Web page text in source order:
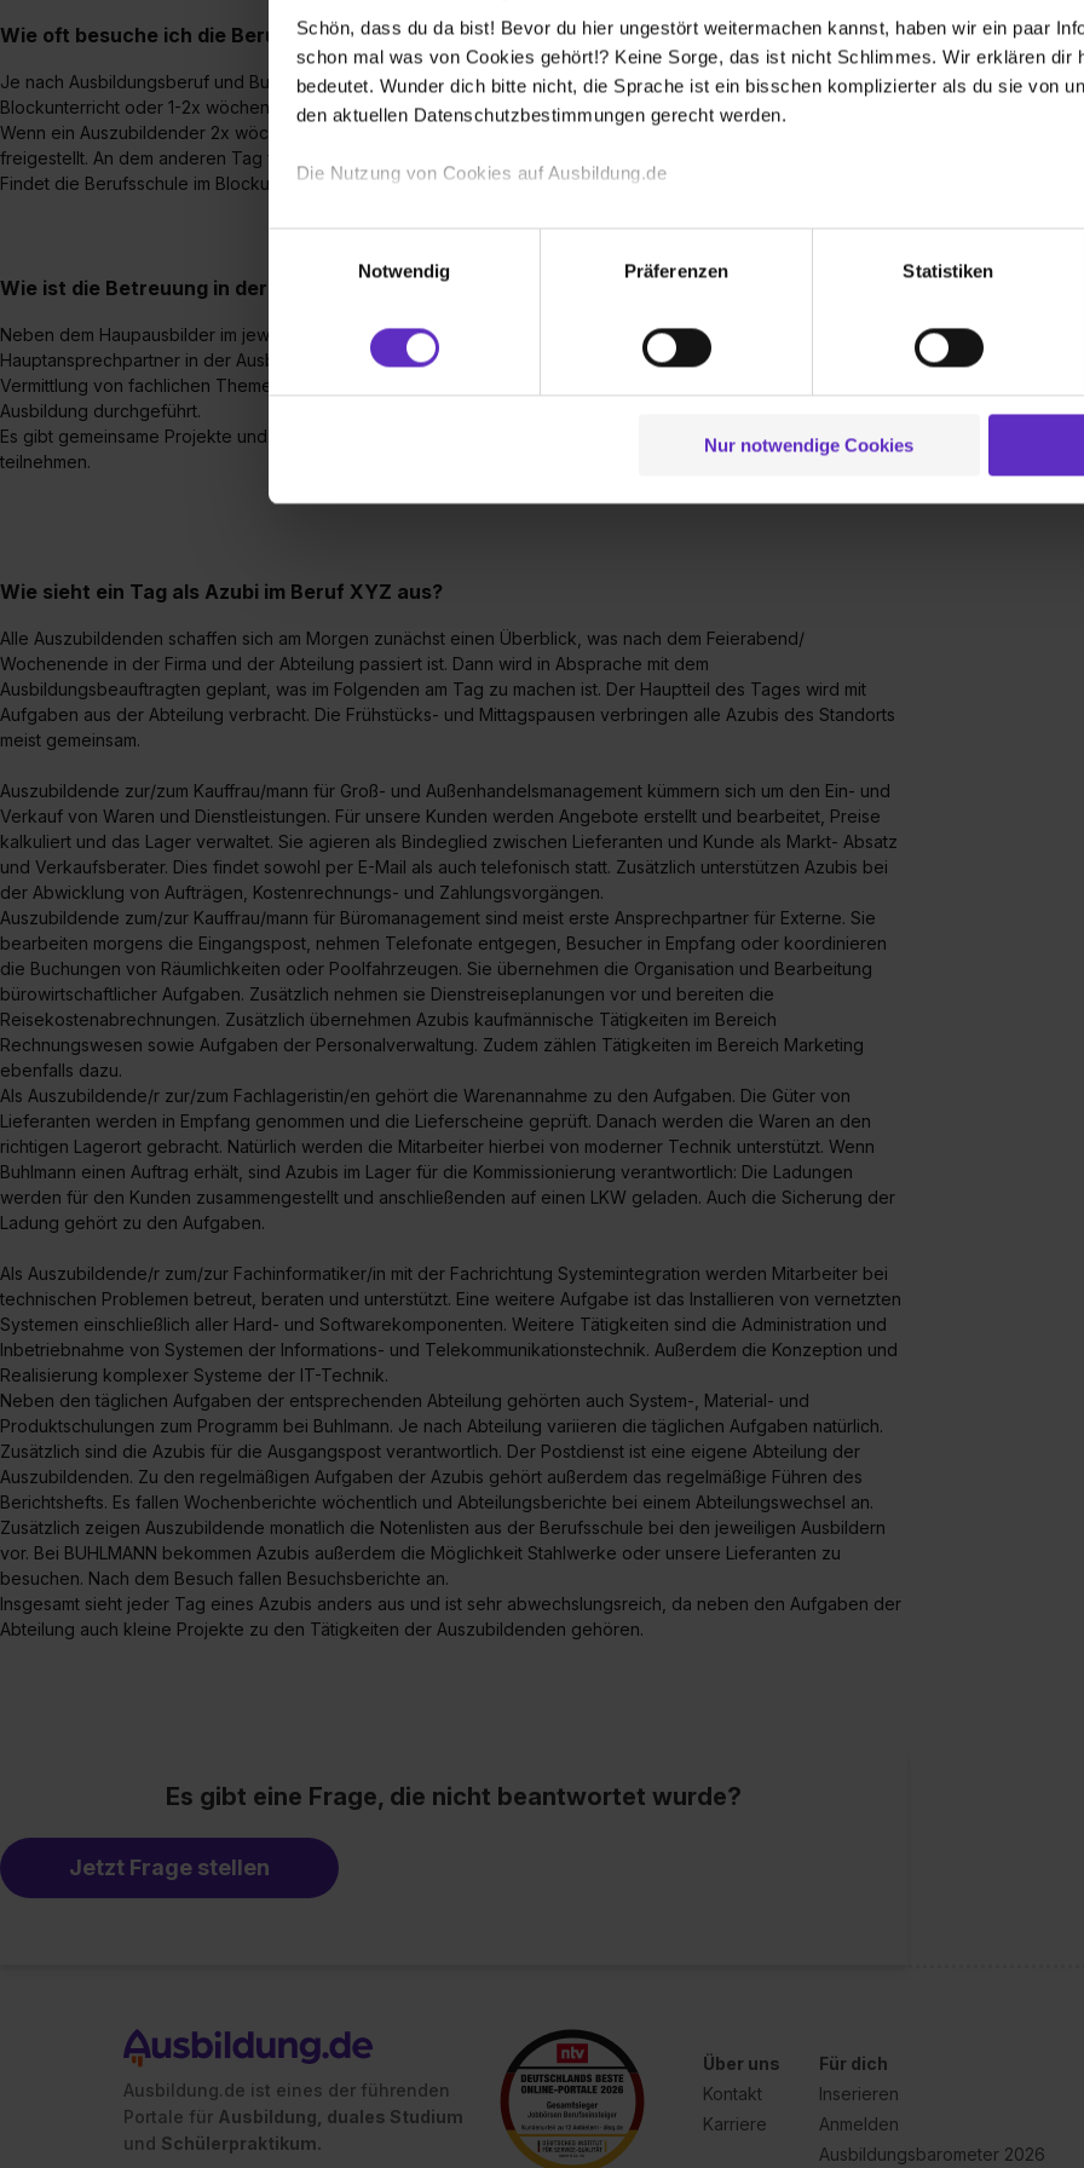
Schön, dass du da bist! Bevor du hier ungestört weitermachen kannst, haben wir ein paar
schon mal was von Cookies gehört!? Keine Sorge, das ist nicht Schlimmes. Wir erklären dir
bedeutet. Wunder dich bitte nicht, die Sprache ist ein bisschen komplizierter als du sie von
den aktuellen Datenschutzbestimmungen gerecht werden.
Die Nutzung von Cookies auf Ausbildung.de
Wir verwenden Cookies zur technischen Funktion unserer Webseite („Notwendig“), um von
Webseite getroffenen Einstellungen zu speichern ( „Präferenzen“), die Zugriffe auf unsere
(„Statistiken“), um Informationen zu deiner Verwendung unserer Website an unsere Partner
und Analysen weiterzugeben und um Inhalte und Anzeigen zu personalisieren („Social Media
Partner führen diese Informationen möglicherweise mit weiteren Daten zusammen, die du
zu. . In diesem Fall sowie bei der separaten Aktivierung von „Social Media und Marketing“
einverstanden, dass dir nach Setzen der Cookies externe Inhalte (z.B. Videos oder Posts)
Einwilligung zur Platzierung von Cookies der Kategorien „Präferenzen“, „Statistiken“ und
verfügen über kein angemessenes Datenschutzniveau (EuGH – Schrems II). Du kannst die
jederzeit mit Wirkung für die Zukunft ganz oder teilweise über unsere Datenschutzerklärung
„Datenschutz-Einstellungen“ widerrufen. Weitere Informationen zu den einzelnen Cookies
„Details zeigen“. Weitere Informationen:Datenschutzerklärung, Impressum
Notwendig
Präferenzen Statistiken
Nur notwendige Cookies
Wie oft besuche ich die Berufsschule?
Je nach Ausbildungsberuf und Bundesland besuchen Auszubildende die Berufsschule entweder im
Blockunterricht oder 1-2x wöchentlich.
Wenn ein Auszubildender 2x wöchentlich Berufsschule hat, so wird er an einem der Tage nach der Berufsschule
freigestellt. An dem anderen Tag fährt er nach der Berufsschule noch einmal in den Betrieb.
Findet die Berufsschule im Blockunterricht statt, muss ein Azubi in dieser Woche nicht zu arbeiten in den Betrieb.
Wie ist die Betreuung in der Abteilung gewährleistet?
Neben dem Haupausbilder im jeweiligen Standort gibt es in den Bereichen weitere Ansprechpartner, die als
Hauptansprechpartner in der Ausbildung zur Verfügung stehen. Darüber hinaus sind alle Mitarbeitenden in die
Vermittlung von fachlichen Themen eingebunden. Es werden regelmäßig Feedbackgespräche in der gesamten
Ausbildung durchgeführt.
Es gibt gemeinsame Projekte und Meetings an denen alle Azubis im Standort oder auch standortübergreifend
teilnehmen.
Wie sieht ein Tag als Azubi im Beruf XYZ aus?
Alle Auszubildenden schaffen sich am Morgen zunächst einen Überblick, was nach dem Feierabend/
Wochenende in der Firma und der Abteilung passiert ist. Dann wird in Absprache mit dem
Ausbildungsbeauftragten geplant, was im Folgenden am Tag zu machen ist. Der Hauptteil des Tages wird mit
Aufgaben aus der Abteilung verbracht. Die Frühstücks- und Mittagspausen verbringen alle Azubis des Standorts
meist gemeinsam.
Auszubildende zur/zum Kauffrau/mann für Groß- und Außenhandelsmanagement kümmern sich um den Ein- und
Verkauf von Waren und Dienstleistungen. Für unsere Kunden werden Angebote erstellt und bearbeitet, Preise
kalkuliert und das Lager verwaltet. Sie agieren als Bindeglied zwischen Lieferanten und Kunde als Markt- Absatz
und Verkaufsberater. Dies findet sowohl per E-Mail als auch telefonisch statt. Zusätzlich unterstützen Azubis bei
der Abwicklung von Aufträgen, Kostenrechnungs- und Zahlungsvorgängen.
Auszubildende zum/zur Kauffrau/mann für Büromanagement sind meist erste Ansprechpartner für Externe. Sie
bearbeiten morgens die Eingangspost, nehmen Telefonate entgegen, Besucher in Empfang oder koordinieren
die Buchungen von Räumlichkeiten oder Poolfahrzeugen. Sie übernehmen die Organisation und Bearbeitung
bürowirtschaftlicher Aufgaben. Zusätzlich nehmen sie Dienstreiseplanungen vor und bereiten die
Reisekostenabrechnungen. Zusätzlich übernehmen Azubis kaufmännische Tätigkeiten im Bereich
Rechnungswesen sowie Aufgaben der Personalverwaltung. Zudem zählen Tätigkeiten im Bereich Marketing
ebenfalls dazu.
Als Auszubildende/r zur/zum Fachlageristin/en gehört die Warenannahme zu den Aufgaben. Die Güter von
Lieferanten werden in Empfang genommen und die Lieferscheine geprüft. Danach werden die Waren an den
richtigen Lagerort gebracht. Natürlich werden die Mitarbeiter hierbei von moderner Technik unterstützt. Wenn
Buhlmann einen Auftrag erhält, sind Azubis im Lager für die Kommissionierung verantwortlich: Die Ladungen
werden für den Kunden zusammengestellt und anschließenden auf einen LKW geladen. Auch die Sicherung der
Ladung gehört zu den Aufgaben.
Als Auszubildende/r zum/zur Fachinformatiker/in mit der Fachrichtung Systemintegration werden Mitarbeiter bei
technischen Problemen betreut, beraten und unterstützt. Eine weitere Aufgabe ist das Installieren von vernetzten
Systemen einschließlich aller Hard- und Softwarekomponenten. Weitere Tätigkeiten sind die Administration und
Inbetriebnahme von Systemen der Informations- und Telekommunikationstechnik. Außerdem die Konzeption und
Realisierung komplexer Systeme der IT-Technik.
Neben den täglichen Aufgaben der entsprechenden Abteilung gehörten auch System-, Material- und
Produktschulungen zum Programm bei Buhlmann. Je nach Abteilung variieren die täglichen Aufgaben natürlich.
Zusätzlich sind die Azubis für die Ausgangspost verantwortlich. Der Postdienst ist eine eigene Abteilung der
Auszubildenden. Zu den regelmäßigen Aufgaben der Azubis gehört außerdem das regelmäßige Führen des
Berichtshefts. Es fallen Wochenberichte wöchentlich und Abteilungsberichte bei einem Abteilungswechsel an.
Zusätzlich zeigen Auszubildende monatlich die Notenlisten aus der Berufsschule bei den jeweiligen Ausbildern
vor. Bei BUHLMANN bekommen Azubis außerdem die Möglichkeit Stahlwerke oder unsere Lieferanten zu
besuchen. Nach dem Besuch fallen Besuchsberichte an.
Insgesamt sieht jeder Tag eines Azubis anders aus und ist sehr abwechslungsreich, da neben den Aufgaben der
Abteilung auch kleine Projekte zu den Tätigkeiten der Auszubildenden gehören.
Es gibt eine Frage, die nicht beantwortet wurde?
Jetzt Frage stellen
Ausbildung.de ist eines der führenden
Portale für Ausbildung, duales Studium
und Schülerpraktikum.
Über uns
Kontakt
Karriere
Für dich
Inserieren
Anmelden
Ausbildungsbarometer 2026